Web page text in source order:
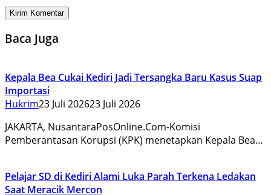
Baca Juga
Kepala Bea Cukai Kediri Jadi Tersangka Baru Kasus Suap
Importasi
Hukrim23 Juli 202623 Juli 2026
JAKARTA, NusantaraPosOnline.Com-Komisi
Pemberantasan Korupsi (KPK) menetapkan Kepala Bea…
Pelajar SD di Kediri Alami Luka Parah Terkena Ledakan
Saat Meracik Mercon